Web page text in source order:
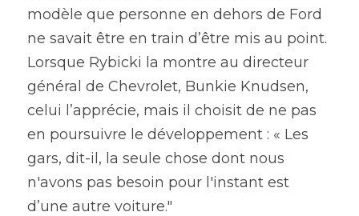
modèle que personne en dehors de Ford
ne savait être en train d’être mis au point.
Lorsque Rybicki la montre au directeur
général de Chevrolet, Bunkie Knudsen,
celui l’apprécie, mais il choisit de ne pas
en poursuivre le développement : « Les
gars, dit-il, la seule chose dont nous
n'avons pas besoin pour l'instant est
d’une autre voiture."